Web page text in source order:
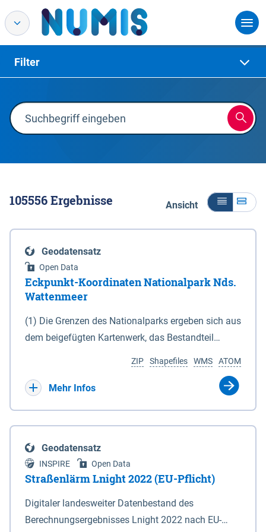
Filter
105556Ergebnisse Ansicht
Geodatensatz
Open Data
Eckpunkt-Koordinaten Nationalpark Nds.
Wattenmeer
(1) Die Grenzen des Nationalparks ergeben sich aus
dem beigefügten Kartenwerk, das Bestandteil
(DTK) im Maßstab 1 : 100 000 (Anlage 2), 2.
verkleinerte Amtliche Karte 1 : 5 000 (AK5) im
projizierte Koordinaten im Europäischen
Terrestrischen Referenzsystem 1989 (ETRS 89) mit
der Universalen Transversalen Mercator-Abbildung
bezogen auf die Zone 32 N (UTM 32N) dargestellt
(Anlage 4); Gleiches gilt für die geografischen
ATOM
WMS
Shapefiles
ZIP
Mehr Infos
Geodatensatz
INSPIRE Open Data
Straßenlärm Lnight 2022 (EU-Pflicht)
Digitaler landesweiter Datenbestand des
Berechnungsergebnisses Lnight 2022 nach EU-